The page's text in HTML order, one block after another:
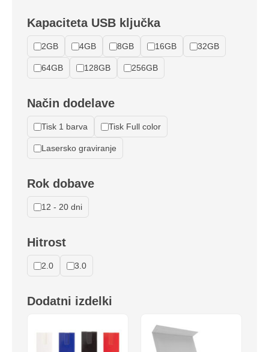
Kapaciteta USB ključka
2GB 4GB 8GB 16GB 32GB
64GB 128GB 256GB
Način dodelave
Tisk 1 barva Tisk Full color
Lasersko graviranje
Rok dobave
12 - 20 dni
Hitrost
2.0 3.0
Dodatni izdelki